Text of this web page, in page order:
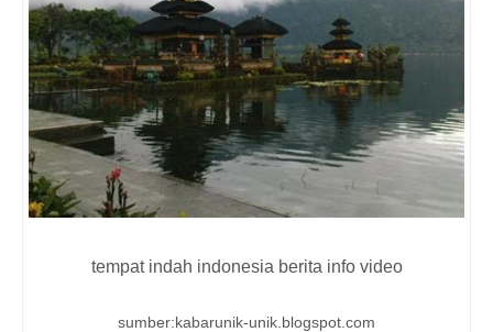
tempat indah indonesia berita info video
sumber:kabarunik-unik.blogspot.com